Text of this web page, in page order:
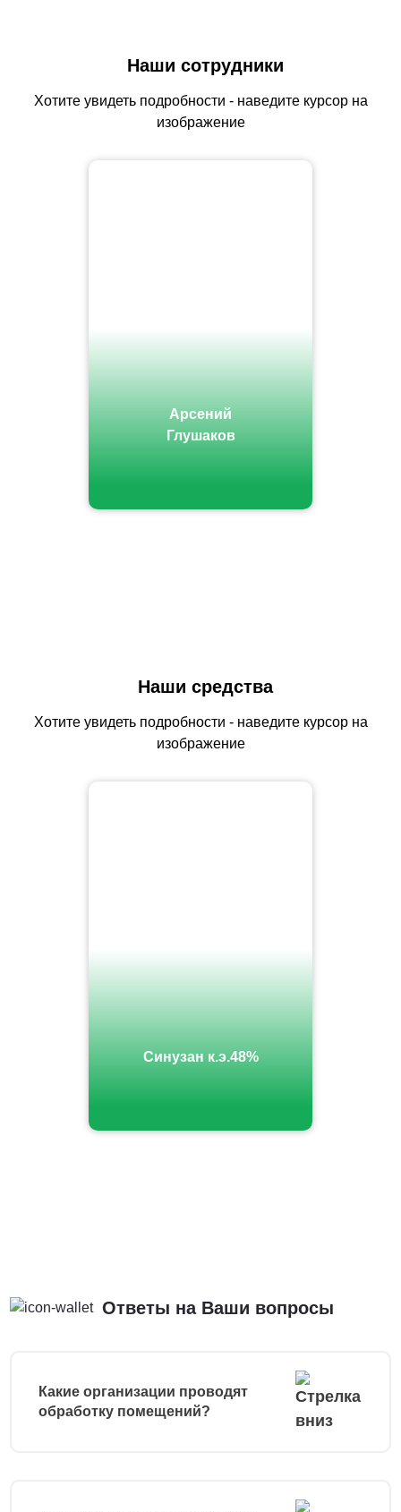
Наши сотрудники
Хотите увидеть подробности - наведите курсор на
изображение
Арсений
Глушаков
Наши средства
Хотите увидеть подробности - наведите курсор на
изображение
Синузан к.э.48%
Ответы на Ваши вопросы
Какие организации проводят
обработку помещений?